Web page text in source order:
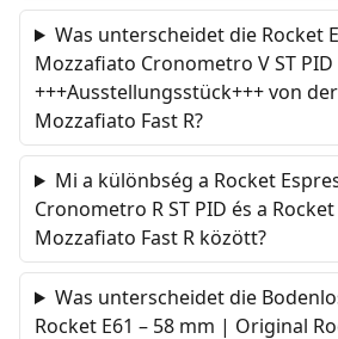
Was unterscheidet die Rocket
Mozzafiato Cronometro V ST PID
+++Ausstellungsstück+++ von
Mozzafiato Fast R?
Mi a különbség a Rocket
Cronometro R ST PID és a
Mozzafiato Fast R között?
Was unterscheidet die
Rocket E61 – 58 mm | Original